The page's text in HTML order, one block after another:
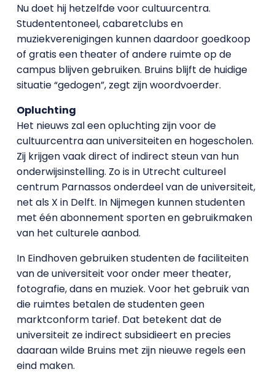
Nu doet hij hetzelfde voor cultuurcentra.
Studententoneel, cabaretclubs en
muziekverenigingen kunnen daardoor goedkoop
of gratis een theater of andere ruimte op de
campus blijven gebruiken. Bruins blijft de huidige
situatie “gedogen”, zegt zijn woordvoerder.
Opluchting
Het nieuws zal een opluchting zijn voor de
cultuurcentra aan universiteiten en hogescholen.
Zij krijgen vaak direct of indirect steun van hun
onderwijsinstelling. Zo is in Utrecht cultureel
centrum Parnassos onderdeel van de universiteit,
net als X in Delft. In Nijmegen kunnen studenten
met één abonnement sporten en gebruikmaken
van het culturele aanbod.
In Eindhoven gebruiken studenten de faciliteiten
van de universiteit voor onder meer theater,
fotografie, dans en muziek. Voor het gebruik van
die ruimtes betalen de studenten geen
marktconform tarief. Dat betekent dat de
universiteit ze indirect subsidieert en precies
daaraan wilde Bruins met zijn nieuwe regels een
eind maken.